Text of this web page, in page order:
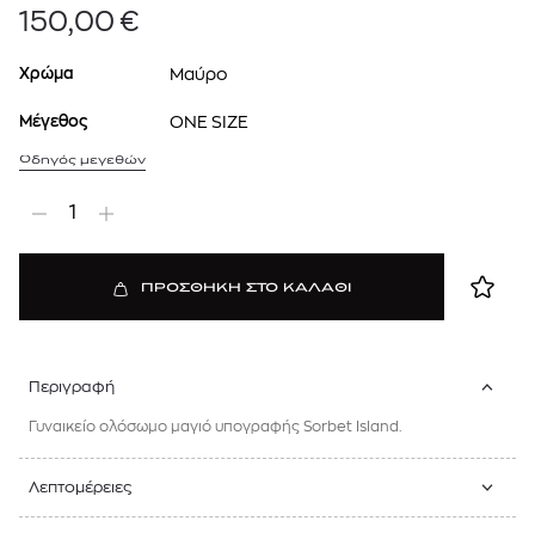
150,00 €
Χρώμα Μαύρο
Μέγεθος ONE SIZE
Οδηγός μεγεθών
1
ΠΡΟΣΘΗΚΗ ΣΤΟ ΚΑΛΑΘΙ
Περιγραφή
Γυναικείο ολόσωμο μαγιό υπογραφής Sorbet Island.
Λεπτομέρειες